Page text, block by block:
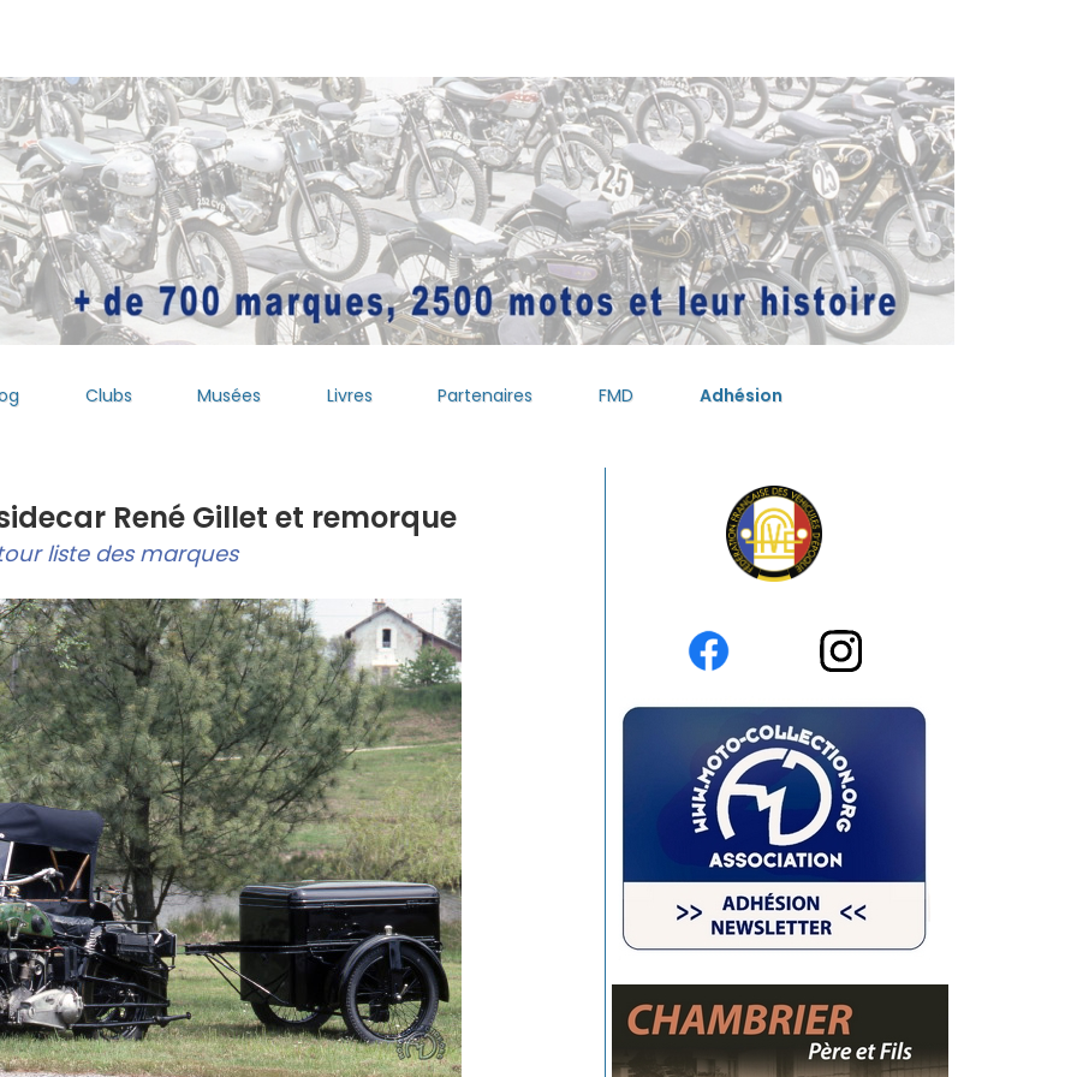
Clubs Musées Livres Partenaires FMD Adhésion
René Gillet et remorque
liste des marques